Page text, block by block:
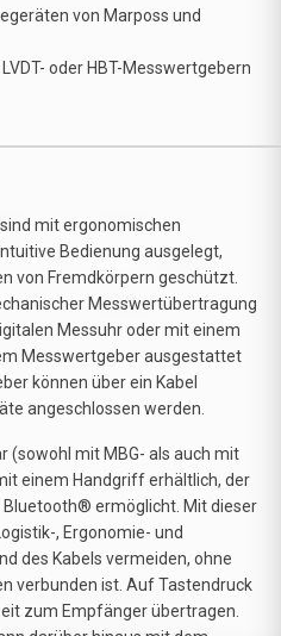
von Marposs und
oder HBT-Messwertgebern
mit ergonomischen
Bedienung ausgelegt,
von Fremdkörpern geschützt.
Messwertübertragung
Messuhr oder mit einem
Messwertgeber ausgestattet
können über ein Kabel
angeschlossen werden.
(sowohl mit MBG- als auch mit
einem Handgriff erhältlich, der
ermöglicht. Mit dieser
, Ergonomie- und
des Kabels vermeiden, ohne
verbunden ist. Auf Tastendruck
zum Empfänger übertragen.